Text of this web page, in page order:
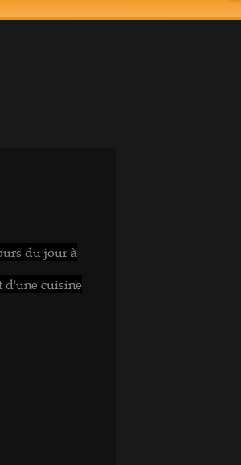
du jour à
d'une cuisine